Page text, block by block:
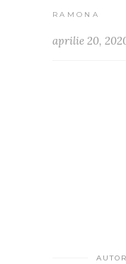
RAMONA
aprilie 20,